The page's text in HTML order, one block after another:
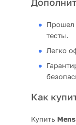
Прошел
тесты.
Легко
Как
Купить